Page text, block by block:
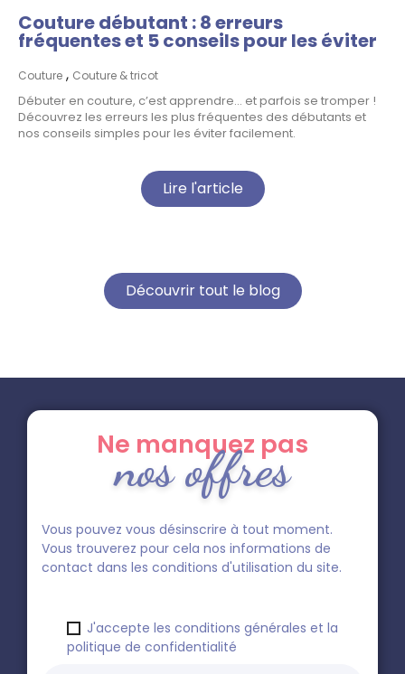
Couture débutant : 8 erreurs
fréquentes et 5 conseils pour les éviter
Couture , Couture & tricot
Débuter en couture, c’est apprendre… et parfois se tromper !
Découvrez les erreurs les plus fréquentes des débutants et
nos conseils simples pour les éviter facilement.
Lire l'article
Découvrir tout le blog
Ne manquez pas
nos offres
Vous pouvez vous désinscrire à tout moment.
Vous trouverez pour cela nos informations de
contact dans les conditions d'utilisation du site.
J'accepte les conditions générales et la
politique de confidentialité